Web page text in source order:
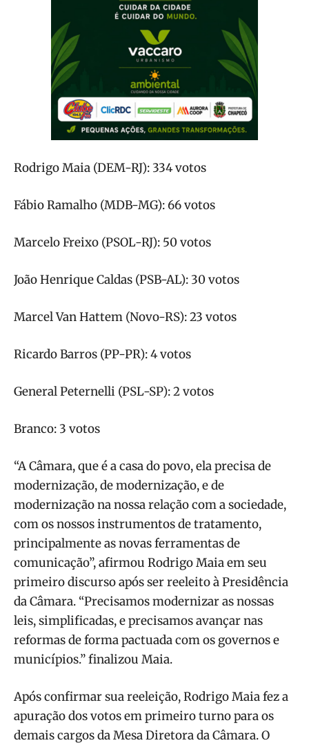
Rodrigo Maia (DEM-RJ): 334 votos
Fábio Ramalho (MDB-MG): 66 votos
Marcelo Freixo (PSOL-RJ): 50 votos
João Henrique Caldas (PSB-AL): 30 votos
Marcel Van Hattem (Novo-RS): 23 votos
Ricardo Barros (PP-PR): 4 votos
General Peternelli (PSL-SP): 2 votos
Branco: 3 votos
“A Câmara, que é a casa do povo, ela precisa de
modernização, de modernização, e de
modernização na nossa relação com a sociedade,
com os nossos instrumentos de tratamento,
principalmente as novas ferramentas de
comunicação”, afirmou Rodrigo Maia em seu
primeiro discurso após ser reeleito à Presidência
da Câmara. “Precisamos modernizar as nossas
leis, simplificadas, e precisamos avançar nas
reformas de forma pactuada com os governos e
municípios.” finalizou Maia.
Após confirmar sua reeleição, Rodrigo Maia fez a
apuração dos votos em primeiro turno para os
demais cargos da Mesa Diretora da Câmara. O